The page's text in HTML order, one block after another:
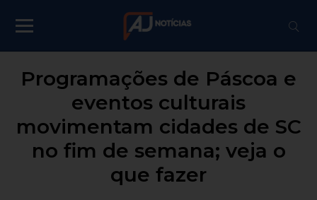
Programações de Páscoa e
eventos culturais
movimentam cidades de SC
no fim de semana; veja o
que fazer